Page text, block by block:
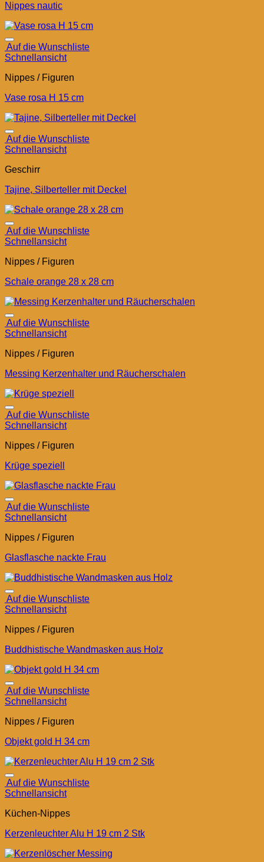
Nippes nautic
Auf die Wunschliste
Schnellansicht
Nippes / Figuren
Vase rosa H 15 cm
Auf die Wunschliste
Schnellansicht
Geschirr
Tajine, Silberteller mit Deckel
Auf die Wunschliste
Schnellansicht
Nippes / Figuren
Schale orange 28 x 28 cm
Auf die Wunschliste
Schnellansicht
Nippes / Figuren
Messing Kerzenhalter und Räucherschalen
Auf die Wunschliste
Schnellansicht
Nippes / Figuren
Krüge speziell
Auf die Wunschliste
Schnellansicht
Nippes / Figuren
Glasflasche nackte Frau
Auf die Wunschliste
Schnellansicht
Nippes / Figuren
Buddhistische Wandmasken aus Holz
Auf die Wunschliste
Schnellansicht
Nippes / Figuren
Objekt gold H 34 cm
Auf die Wunschliste
Schnellansicht
Küchen-Nippes
Kerzenleuchter Alu H 19 cm 2 Stk